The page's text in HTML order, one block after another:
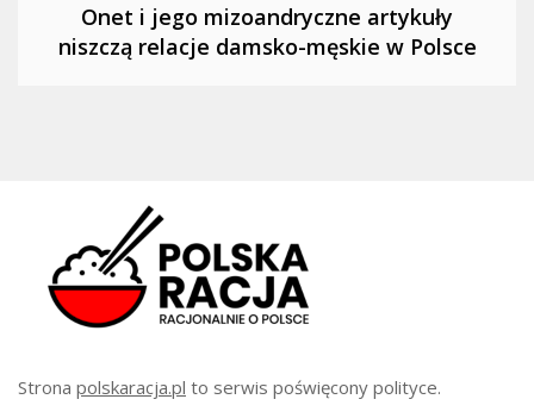
Onet i jego mizoandryczne artykuły
niszczą relacje damsko-męskie w Polsce
Strona polskaracja.pl to serwis poświęcony polityce.